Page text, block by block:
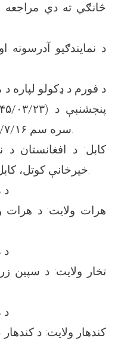
څانګي ته دي مراجعه
د نمایندګیو آدرسونه
د فورم د ډکولو لپاره
سره سم ۱۴۰۲/۷/۱۶ تر ۱۴۰۲/۷/۲۰) نېټې پوري.
کابل: د افغانستان
خیرخانې کوتل، کابل ښاروالۍ ۱۷ ناحیې اړوند سیمه.
د
هرات ولایت: د هرات
د
تخار ولایت: د سپین
د
کندهار ولایت: د